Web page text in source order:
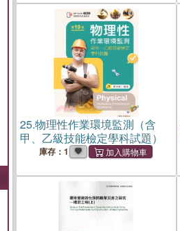
25.物理性作業環境監測（含
甲、乙級技能檢定學科試題）
庫存：1